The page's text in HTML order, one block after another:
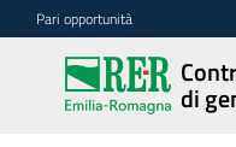
Vai al contenuto
Vai alla navigazione
Vai al footer
Pari opportunità
di
Contrasto
alla